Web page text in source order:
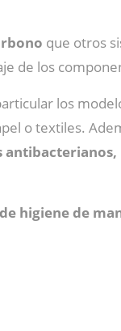
que otros
de los
los
o textiles.
higiene de